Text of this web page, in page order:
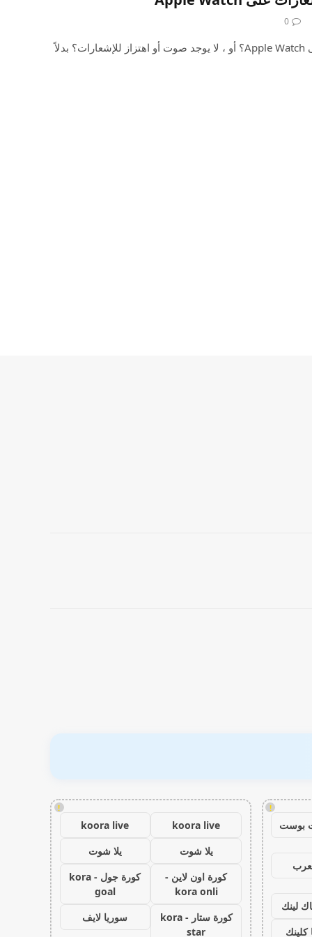
0
هل توقفت عن تلقي إشعارات على Apple Watch؟ أو ، لا يوجد صوت أو اهتزاز للإشعارات؟ بدلاً
!
بوست
لينك
!
koora live
koora live
يلا شوت
يلا شوت
كورة اون لاين -
kora onli
كورة جول - kora
goal
كورة ستار - kora
star
سوريا لايف